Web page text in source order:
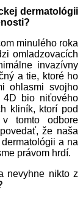
dermatológii
minulého roka
omladzovacích
invazívny
a tie, ktoré ho
ohlasmi svojho
bio niťového
kliník, ktorí pod
v tomto odbore
že naša
a na
právom hrdí.
nevyhne nikto z